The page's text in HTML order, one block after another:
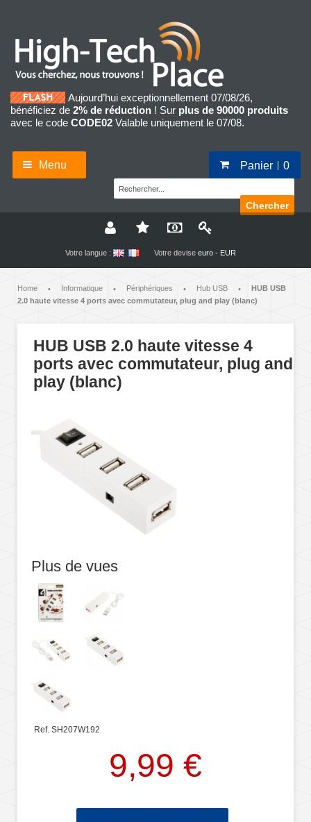
Aujourd’hui exceptionnellement 07/08/26,
bénéficiez de 2% de réduction ! Sur plus de 90000 produits
avec le code CODE02 Valable uniquement le 07/08.
Menu Panier 0
Chercher
Votre langue : Votre devise euro - EUR
Home • Informatique • Périphériques • Hub USB •
HUB USB
2.0 haute vitesse 4 ports avec commutateur, plug and play (blanc)
HUB USB 2.0 haute vitesse 4
ports avec commutateur, plug and
play (blanc)
Plus de vues
Ref. SH207W192
9,99 €